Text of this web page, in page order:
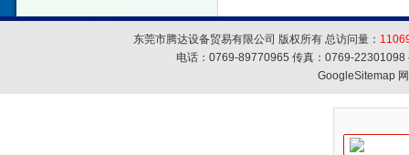
东莞市腾达设备贸易有限公司 版权所有 总访问量：
电话：0769-89770965 传真：0769-
GoogleSitemap网